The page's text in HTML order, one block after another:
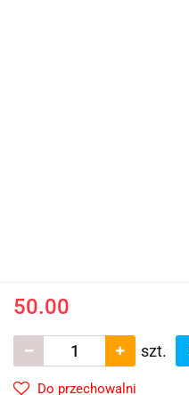
50.00
szt.
Do przechowalni